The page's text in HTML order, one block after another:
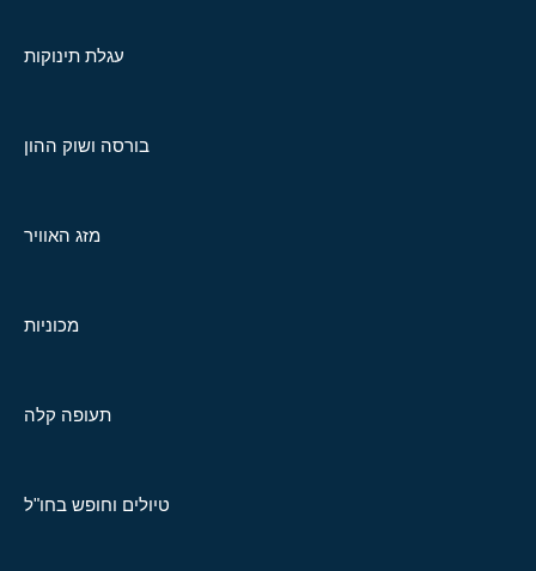
עגלת תינוקות
בורסה ושוק ההון
מזג האוויר
מכוניות
תעופה קלה
טיולים וחופש בחו"ל